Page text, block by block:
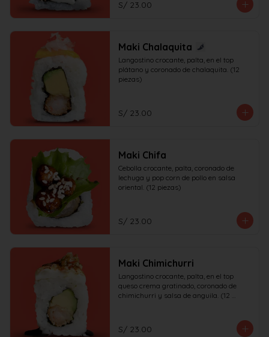
S/ 23.00
Maki Chalaquita
Langostino crocante, palta, en el top
plátano y coronado de chalaquita. (12
piezas)
S/ 23.00
Maki Chifa
Cebolla crocante, palta, coronado de
lechuga y pop corn de pollo en salsa
oriental. (12 piezas)
S/ 23.00
Maki Chimichurri
Langostino crocante, palta, en el top
queso crema gratinado, coronado de
chimichurri y salsa de anguila. (12
S/ 23.00